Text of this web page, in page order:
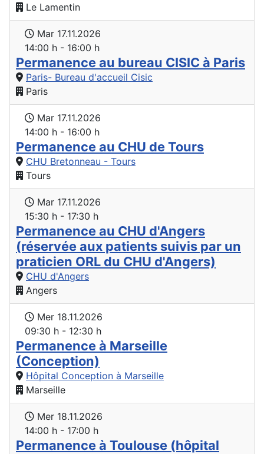
Le Lamentin
Mar 17.11.2026
14:00 h - 16:00 h
Permanence au bureau CISIC à Paris
Paris- Bureau d'accueil Cisic
Paris
Mar 17.11.2026
14:00 h - 16:00 h
Permanence au CHU de Tours
CHU Bretonneau - Tours
Tours
Mar 17.11.2026
15:30 h - 17:30 h
Permanence au CHU d'Angers
(réservée aux patients suivis par un
praticien ORL du CHU d'Angers)
CHU d'Angers
Angers
Mer 18.11.2026
09:30 h - 12:30 h
Permanence à Marseille
(Conception)
Hôpital Conception à Marseille
Marseille
Mer 18.11.2026
14:00 h - 17:00 h
Permanence à Toulouse (hôpital